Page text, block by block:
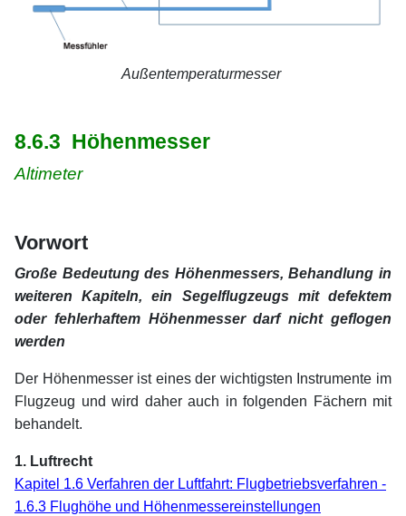
Außentemperaturmesser
8.6.3 Höhenmesser
Altimeter
Vorwort
Große Bedeutung des Höhenmessers, Behandlung in
weiteren Kapiteln, ein Segelflugzeugs mit defektem
oder fehlerhaftem Höhenmesser darf nicht geflogen
werden
Der Höhenmesser ist eines der wichtigsten Instrumente im
Flugzeug und wird daher auch in folgenden Fächern mit
behandelt.
1. Luftrecht
Kapitel 1.6 Verfahren der Luftfahrt: Flugbetriebsverfahren -
1.6.3 Flughöhe und Höhenmessereinstellungen